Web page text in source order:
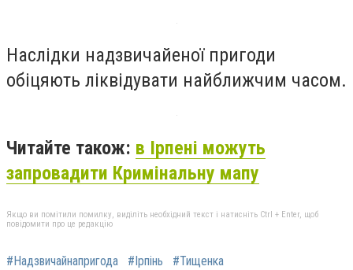
Наслідки надзвичайеної пригоди
обіцяють ліквідувати найближчим часом.
Читайте також: в Ірпені можуть
запровадити Кримінальну мапу
Якщо ви помітили помилку, виділіть необхідний текст і натисніть Ctrl + Enter, щоб
повідомити про це редакцію
#Надзвичайнапригода #Ірпінь #Тищенка